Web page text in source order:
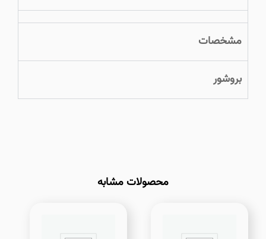
مشخصات
بروشور
محصولات مشابه